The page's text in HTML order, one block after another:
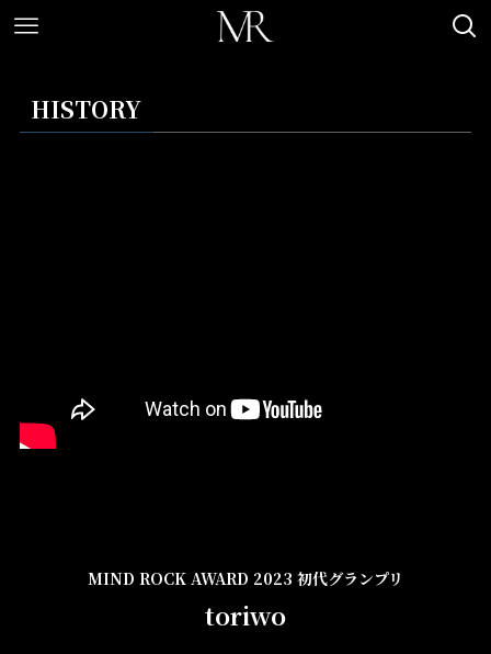
HISTORY
MIND ROCK AWARD 2023 初代グランプリ
toriwo